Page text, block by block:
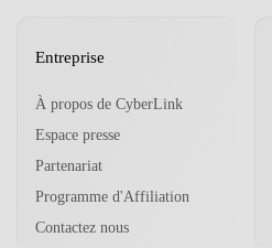
Entreprise
À propos de CyberLink
Espace presse
Partenariat
Programme d'Affiliation
Contactez nous